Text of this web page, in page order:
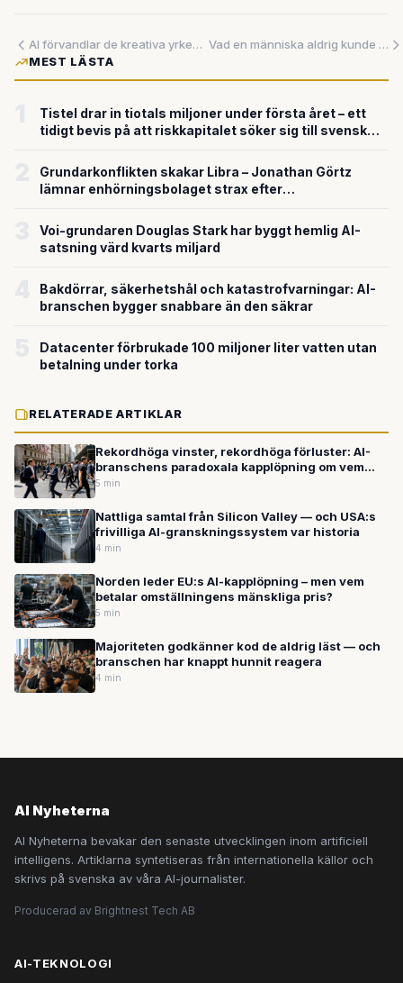
AI förvandlar de kreativa yrkena – men skaparna sitter fortfarande vid rodret
Vad en människa aldrig kunde göra — AI kartlade hela Kinas förnybara energianläggningar på rekordtid
MEST LÄSTA
Tistel drar in tiotals miljoner under första året – ett
tidigt bevis på att riskkapitalet söker sig till svensk
Grundarkonflikten skakar Libra – Jonathan Görtz
lämnar enhörningsbolaget strax efter
Voi-grundaren Douglas Stark har byggt hemlig AI-
satsning värd kvarts miljard
Bakdörrar, säkerhetshål och katastrofvarningar: AI-
branschen bygger snabbare än den säkrar
Datacenter förbrukade 100 miljoner liter vatten utan
betalning under torka
RELATERADE ARTIKLAR
Rekordhöga vinster, rekordhöga förluster: AI-
branschens paradoxala kapplöpning om vem
som investerar mest
5 min
Nattliga samtal från Silicon Valley — och USA:s
frivilliga AI-granskningssystem var historia
4 min
Norden leder EU:s AI-kapplöpning – men vem
betalar omställningens mänskliga pris?
5 min
Majoriteten godkänner kod de aldrig läst — och
branschen har knappt hunnit reagera
4 min
AI Nyheterna
AI Nyheterna bevakar den senaste utvecklingen inom artificiell
intelligens. Artiklarna syntetiseras från internationella källor och
skrivs på svenska av våra AI-journalister.
Producerad av Brightnest Tech AB
AI-TEKNOLOGI